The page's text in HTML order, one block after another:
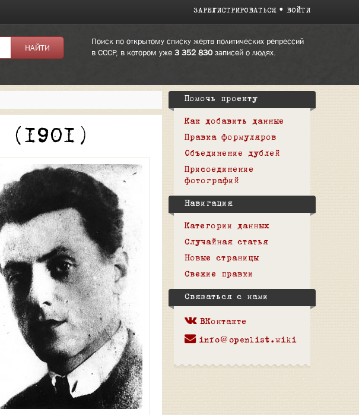
ЗАРЕГИСТРИРОВАТЬСЯ ВОЙТИ
Поиск по открытому списку жертв политических репрессий
в СССР, в котором уже 3 352 830записей о людях.
(1901)
Помочь проекту
Как добавить данные
Правка формуляров
Объединение дублей
Присоединение
фотографий
Навигация
Категории данных
Случайная статья
Новые страницы
Свежие правки
Связаться с нами
ВКонтакте
info@openlist.wiki